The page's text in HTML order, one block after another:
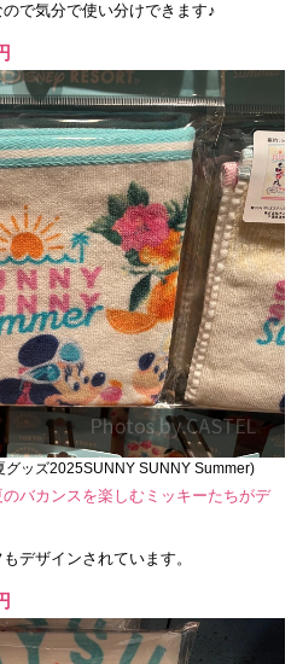
で気分で使い分けできます♪
グッズ2025SUNNY SUNNY Summer)
バカンスを楽しむミッキーたちがデ
デザインされています。